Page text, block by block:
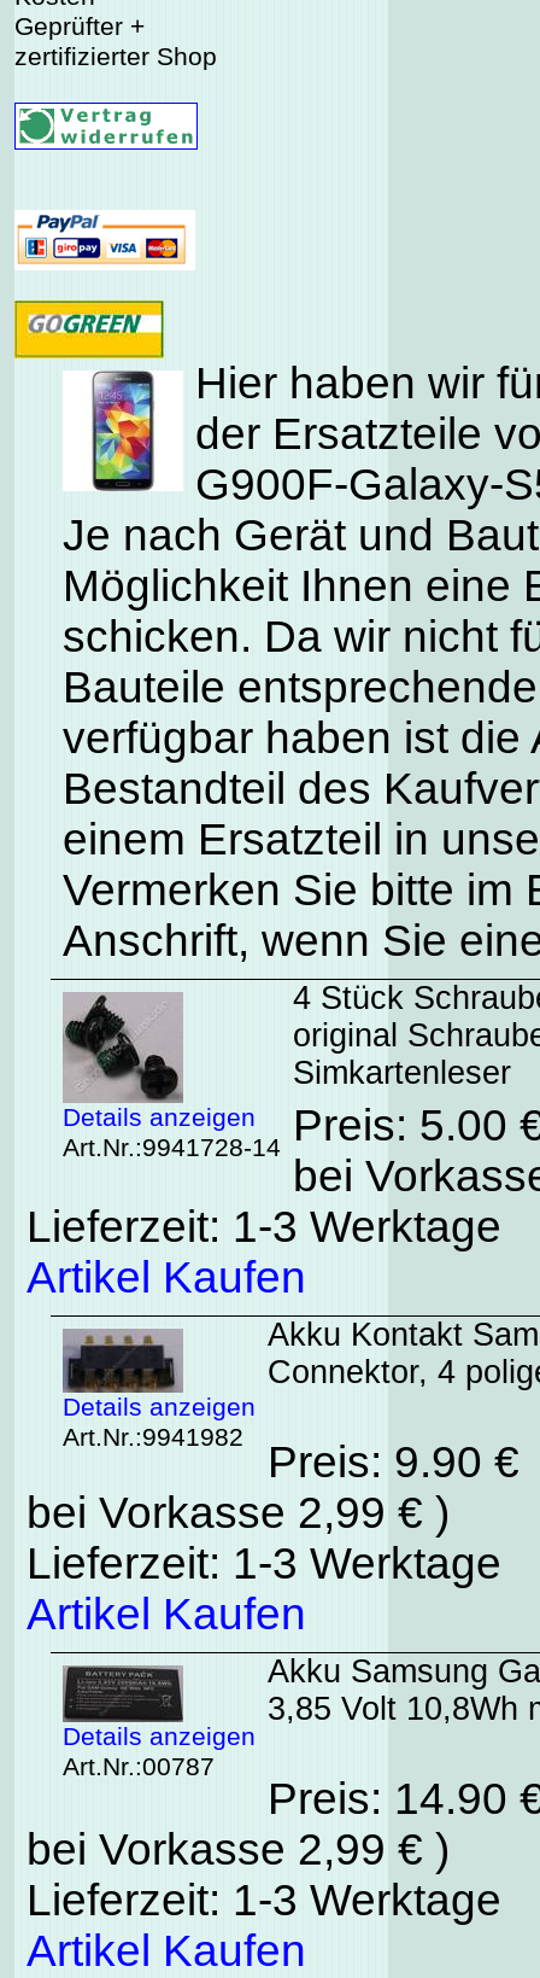
Geprüfter +
zertifizierter Shop
Hier haben wir
der Ersatzteile
G900F-Galaxy-
Je nach Gerät und
Möglichkeit Ihnen eine
schicken. Da wir nicht
Bauteile
verfügbar haben ist die
Bestandteil des
einem Ersatzteil in
Vermerken Sie bitte im
Anschrift, wenn Sie
Details anzeigen
Art.Nr.:9941728-14
4 Stück
original
Simkartenleser
Preis: 5.00
bei
Lieferzeit: 1-3 Werktage
Artikel Kaufen
Details anzeigen
Art.Nr.:9941982
Akku Kontakt
Connektor, 4
Preis: 9.90
bei Vorkasse 2,99 € )
Lieferzeit: 1-3 Werktage
Artikel Kaufen
Details anzeigen
Art.Nr.:00787
Akku Samsung
3,85 Volt 10,8Wh
Preis: 14.90
bei Vorkasse 2,99 € )
Lieferzeit: 1-3 Werktage
Artikel Kaufen